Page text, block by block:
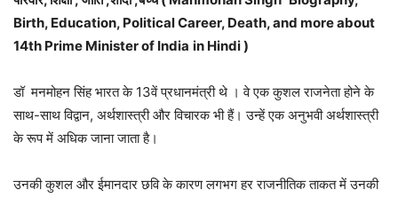
Birth, Education, Political Career, Death, and more about
14th Prime Minister of India in Hindi )
डॉ मनमोहन सिंह भारत के 13वें प्रधानमंत्री थे । वे एक कुशल राजनेता होने के
साथ-साथ विद्वान, अर्थशास्त्री और विचारक भी हैं। उन्हें एक अनुभवी अर्थशास्त्री
के रूप में अधिक जाना जाता है।
उनकी कुशल और ईमानदार छवि के कारण लगभग हर राजनीतिक ताकत में उनकी